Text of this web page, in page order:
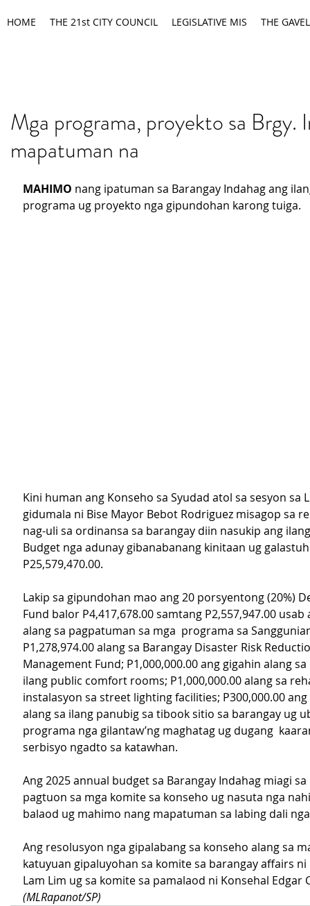
HOME THE 21st CITY COUNCIL LEGISLATIVE MIS THE GAVEL
Mga programa, proyekto sa Brgy.
mapatuman na
MAHIMO nang ipatuman sa Barangay Indahag ang
programa ug proyekto nga gipundohan karong tuiga.
Kini human ang Konseho sa Syudad atol sa sesyon sa
gidumala ni Bise Mayor Bebot Rodriguez misagop sa
nag-uli sa ordinansa sa barangay diin nasukip ang
Budget nga adunay gibanabanang kinitaan ug
P25,579,470.00.
Lakip sa gipundohan mao ang 20 porsyentong (20%)
Fund balor P4,417,678.00 samtang P2,557,947.00
alang sa pagpatuman sa mga  programa sa
P1,278,974.00 alang sa Barangay Disaster Risk
Management Fund; P1,000,000.00 ang gigahin alang
ilang public comfort rooms; P1,000,000.00 alang sa
instalasyon sa street lighting facilities; P300,000.00
alang sa ilang panubig sa tibook sitio sa barangay ug
programa nga gilantaw’ng maghatag ug dugang
serbisyo ngadto sa katawhan.
Ang 2025 annual budget sa Barangay Indahag miagi
pagtuon sa mga komite sa konseho ug nasuta nga
balaod ug mahimo nang mapatuman sa labing dali
Ang resolusyon nga gipalabang sa konseho alang sa
katuyuan gipaluyohan sa komite sa barangay affairs
Lam Lim ug sa komite sa pamalaod ni Konsehal Edgar
(MLRapanot/SP)